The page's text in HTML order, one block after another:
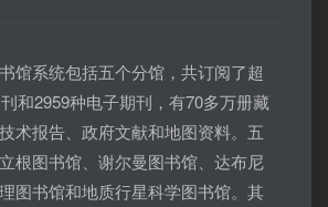
馆系统包括五个分馆，共订阅了超
和2959种电子期刊，有70多万册藏
术报告、政府文献和地图资料。五
根图书馆、谢尔曼图书馆、达布尼
图书馆和地质行星科学图书馆。其